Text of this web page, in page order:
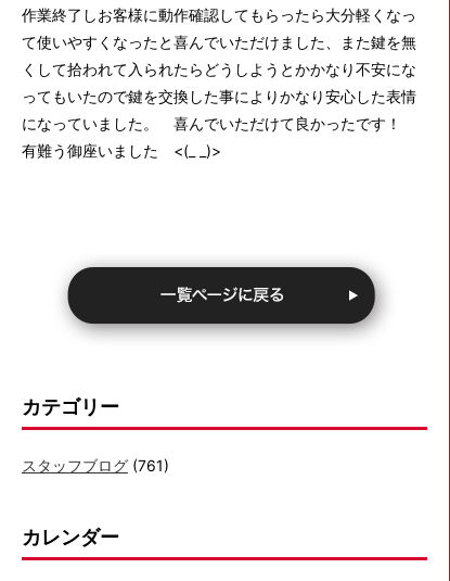
作業終了しお客様に動作確認してもらったら大分軽くなっ
て使いやすくなったと喜んでいただけました、また鍵を無
くして拾われて入られたらどうしようとかかなり不安にな
ってもいたので鍵を交換した事によりかなり安心した表情
になっていました。 喜んでいただけて良かったです！
有難う御座いました <(_ _)>
カテゴリー
スタッフブログ (761)
カレンダー